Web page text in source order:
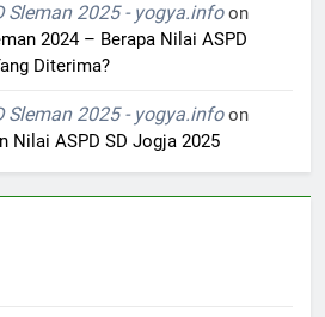
Sleman 2025 - yogya.infoon
2024 – Berapa Nilai ASPD
Diterima?
Sleman 2025 - yogya.infoon
Nilai ASPD SD Jogja 2025